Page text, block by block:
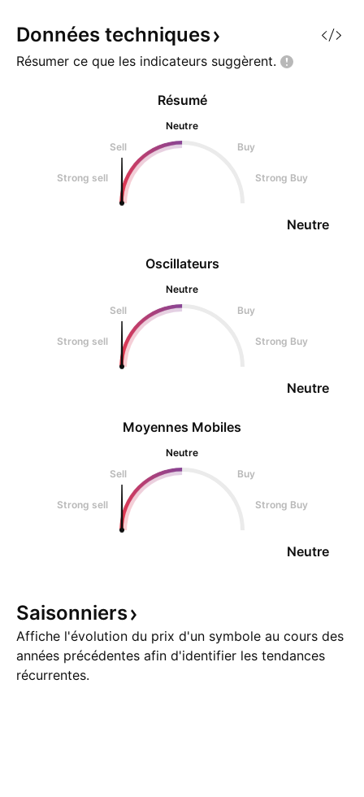
un risque ré
Données techniques
Résumer ce que les indicateurs suggèrent.
Oscillateurs
Neutre
Sell
Buy
Strong sell Strong Buy
Neutre
Résumé
Neutre
Sell
Buy
Strong sell Strong Buy
Neutre
Moyennes Mobiles
Neutre
Sell
Buy
Strong sell Strong Buy
Neutre
Saisonniers
Affiche l'évolution du prix d'un symbole au cours des
années précédentes afin d'identifier les tendances
récurrentes.